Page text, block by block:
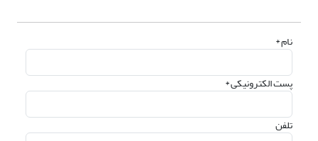
نام *
پست الکترونیکی *
تلفن